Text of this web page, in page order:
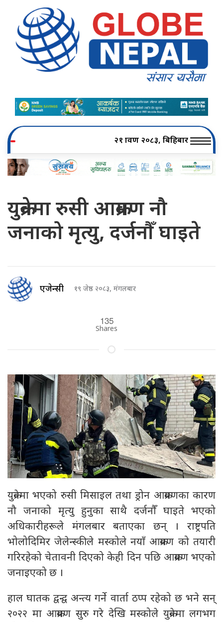
२१ श्रावण २०८३, बिहिबार
युक्रेनमा रुसी आक्रमण नौ
जनाको मृत्यु, दर्जनौँ घाइते
एजेन्सी १९ जेष्ठ २०८३, मंगलबार
135
Shares
युक्रेनमा भएको रुसी मिसाइल तथा ड्रोन आक्रमणका कारण
नौ जनाको मृत्यु हुनुका साथै दर्जनौँ घाइते भएको
अधिकारीहरूले मंगलबार बताएका छन् । राष्ट्रपति
भोलोदिमिर जेलेन्स्कीले मस्कोले नयाँ आक्रमण को तयारी
गरिरहेको चेतावनी दिएको केही दिन पछि आक्रमण भएको
जनाइएको छ ।
हाल घातक द्वन्द्व अन्त्य गर्ने वार्ता ठप्प रहेको छ भने सन्
२०२२ मा आक्रमण सुरु गरे देखि मस्कोले युक्रेनमा लगभग